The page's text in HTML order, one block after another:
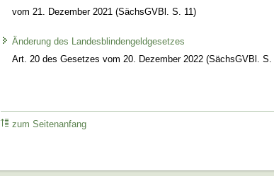
vom 21. Dezember 2021 (SächsGVBl. S. 11)
Änderung des Landesblindengeldgesetzes
Art. 20 des Gesetzes vom 20. Dezember 2022 (SächsGVBl. S.
zum Seitenanfang